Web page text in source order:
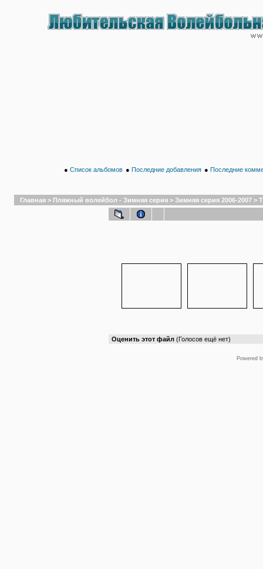
● Список альбомов ● Последние добавления ● Последние
Главная > Пляжный волейбол - Зимняя серия > Зимняя серия 2006-2007 >
Оценить этот файл (Голосов ещё нет)
Powered